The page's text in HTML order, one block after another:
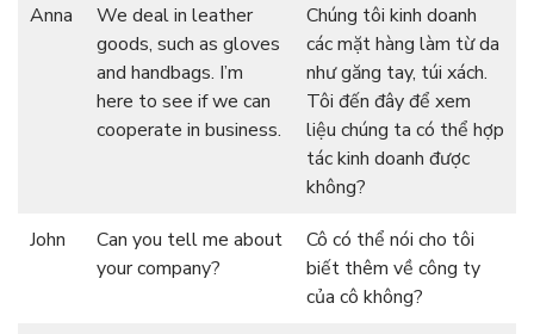
Anna
We deal in leather
goods, such as gloves
and handbags. I’m
here to see if we can
cooperate in business.
Chúng tôi kinh doanh
các mặt hàng làm từ da
như găng tay, túi xách.
Tôi đến đây để xem
liệu chúng ta có thể hợp
tác kinh doanh được
không?
John
Can you tell me about
your company?
Cô có thể nói cho tôi
biết thêm về công ty
của cô không?